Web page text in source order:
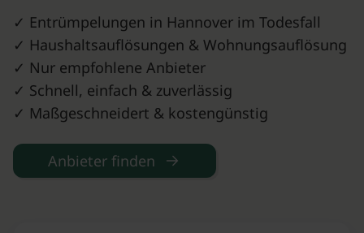
✓ Entrümpelungen in Hannover im Todesfall
✓ Haushaltsauflösungen & Wohnungsauflösung
✓ Nur empfohlene Anbieter
✓ Schnell, einfach & zuverlässig
✓ Maßgeschneidert & kostengünstig
Anbieter finden